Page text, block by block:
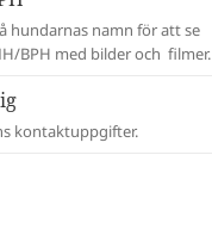
hundarnas namn för att se
BPH med bilder och filmer.
kontaktuppgifter.